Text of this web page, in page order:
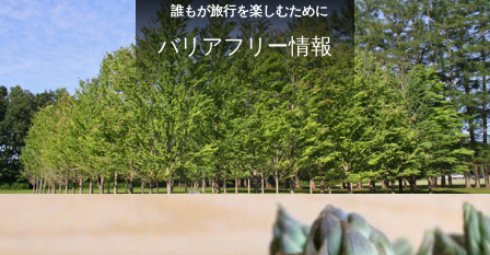
誰もが旅行を楽しむために
バリアフリー情報